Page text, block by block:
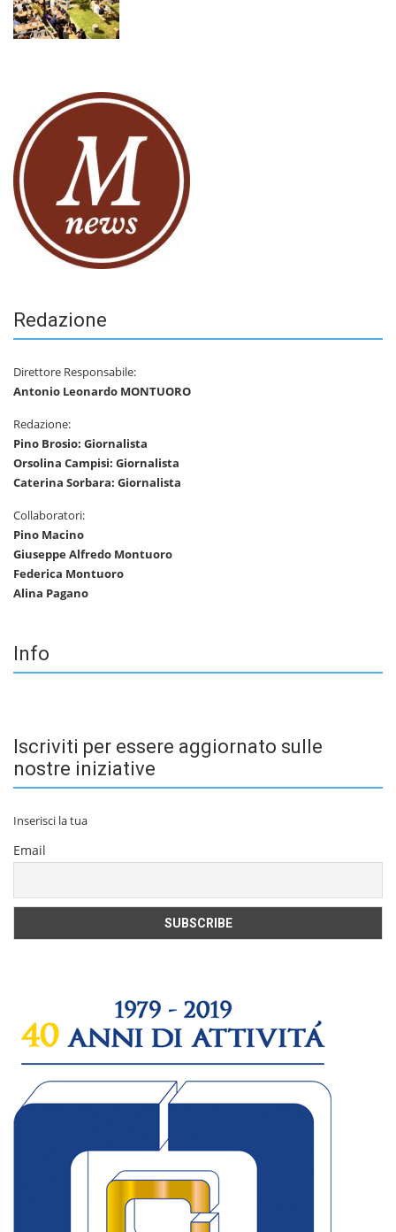
Redazione
Direttore Responsabile:
Antonio Leonardo MONTUORO
Redazione:
Pino Brosio: Giornalista
Orsolina Campisi: Giornalista
Caterina Sorbara: Giornalista
Collaboratori:
Pino Macino
Giuseppe Alfredo Montuoro
Federica Montuoro
Alina Pagano
Info
Iscriviti per essere aggiornato sulle
nostre iniziative
Inserisci la tua
Email